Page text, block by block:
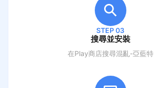
STEP 03
搜尋並安裝
在Play商店搜尋混亂-亞藍特